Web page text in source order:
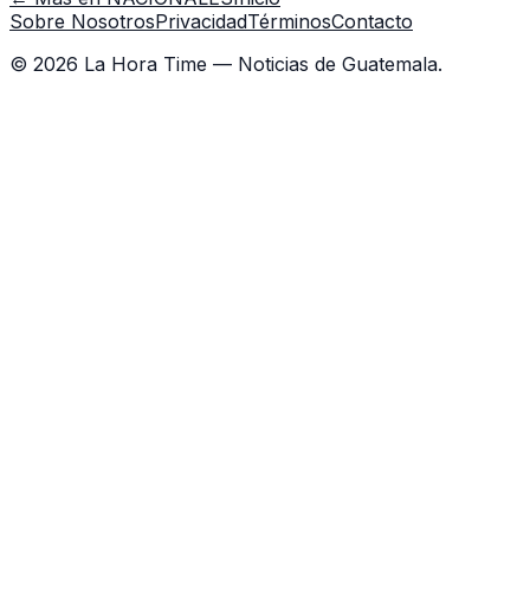
Sobre NosotrosPrivacidadTérminosContacto
© 2026 La Hora Time — Noticias de Guatemala.